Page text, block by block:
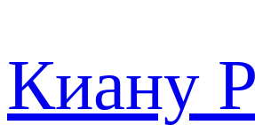
Киану